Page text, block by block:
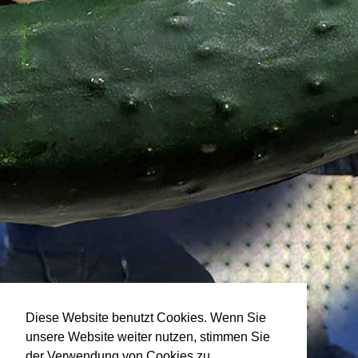
Diese Website benutzt Cookies. Wenn Sie
unsere Website weiter nutzen, stimmen Sie